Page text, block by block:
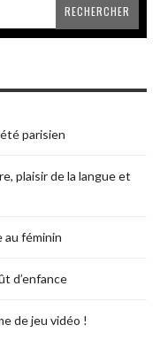
parisien
plaisir de la langue et
au féminin
d’enfance
de jeu vidéo !